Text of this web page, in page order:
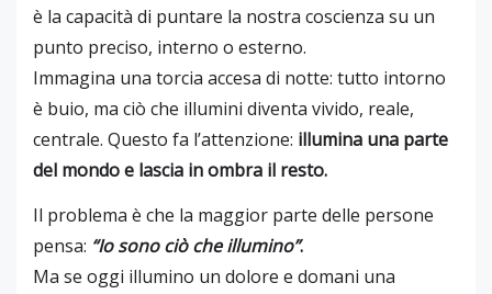
è la capacità di puntare la nostra coscienza su un
punto preciso, interno o esterno.
Immagina una torcia accesa di notte: tutto intorno
è buio, ma ciò che illumini diventa vivido, reale,
centrale. Questo fa l’attenzione: illumina una parte
del mondo e lascia in ombra il resto.
Il problema è che la maggior parte delle persone
pensa: “Io sono ciò che illumino”.
Ma se oggi illumino un dolore e domani una